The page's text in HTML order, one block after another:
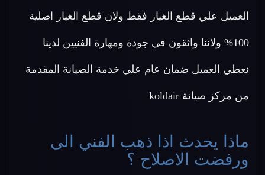
العميل علي قطع الغيار فقط ولان قطع الغيار اصلية
100% ولاننا واثقون في جودة ومهارة الفنيين لدينا
نعطي العميل ضمان عام علي خدمة الصيانة المقدمة
من مركز صيانة koldair
ماذا يحدث اذا ذهب الفني الى
ورفضت الاصلاح ؟